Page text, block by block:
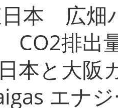
本 広畑
排出
本と大阪
エナ